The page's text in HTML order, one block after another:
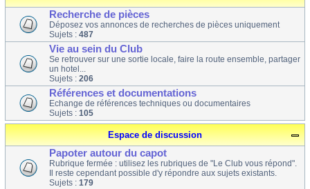
Recherche de pièces
Déposez vos annonces de recherches de pièces uniquement
Sujets : 487
Vie au sein du Club
Se retrouver sur une sortie locale, faire la route ensemble, partager
un hotel...
Sujets : 206
Références et documentations
Echange de références techniques ou documentaires
Sujets : 105
Espace de discussion
Papoter autour du capot
Rubrique fermée : utilisez les rubriques de "Le Club vous répond".
Il reste cependant possible d'y répondre aux sujets existants.
Sujets : 179